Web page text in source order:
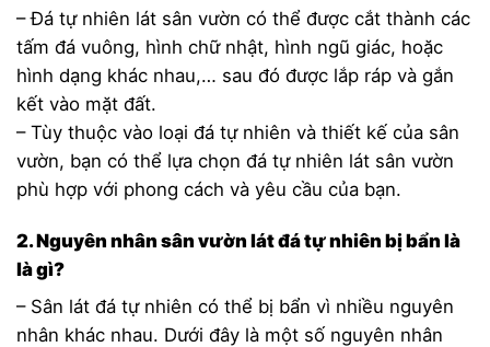
– Đá tự nhiên lát sân vườn có thể được cắt thành các
tấm đá vuông, hình chữ nhật, hình ngũ giác, hoặc
hình dạng khác nhau,… sau đó được lắp ráp và gắn
kết vào mặt đất.
– Tùy thuộc vào loại đá tự nhiên và thiết kế của sân
vườn, bạn có thể lựa chọn đá tự nhiên lát sân vườn
phù hợp với phong cách và yêu cầu của bạn.
2. Nguyên nhân sân vườn lát đá tự nhiên bị bẩn là
là gì?
– Sân lát đá tự nhiên có thể bị bẩn vì nhiều nguyên
nhân khác nhau. Dưới đây là một số nguyên nhân